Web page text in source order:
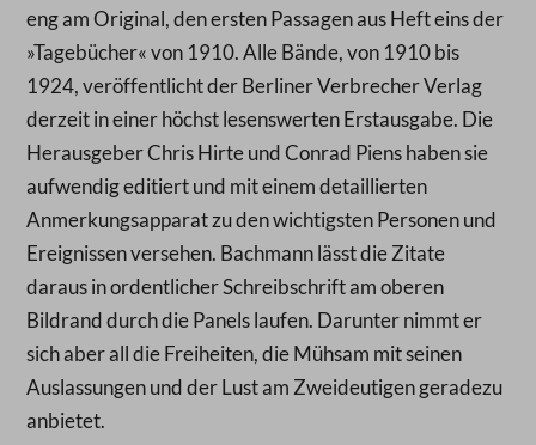
eng am Original, den ersten Passagen aus Heft eins der
»Tagebücher« von 1910. Alle Bände, von 1910 bis
1924, veröffentlicht der Berliner Verbrecher Verlag
derzeit in einer höchst lesenswerten Erstausgabe. Die
Herausgeber Chris Hirte und Conrad Piens haben sie
aufwendig editiert und mit einem detaillierten
Anmerkungsapparat zu den wichtigsten Personen und
Ereignissen versehen. Bachmann lässt die Zitate
daraus in ordentlicher Schreibschrift am oberen
Bildrand durch die Panels laufen. Darunter nimmt er
sich aber all die Freiheiten, die Mühsam mit seinen
Auslassungen und der Lust am Zweideutigen geradezu
anbietet.